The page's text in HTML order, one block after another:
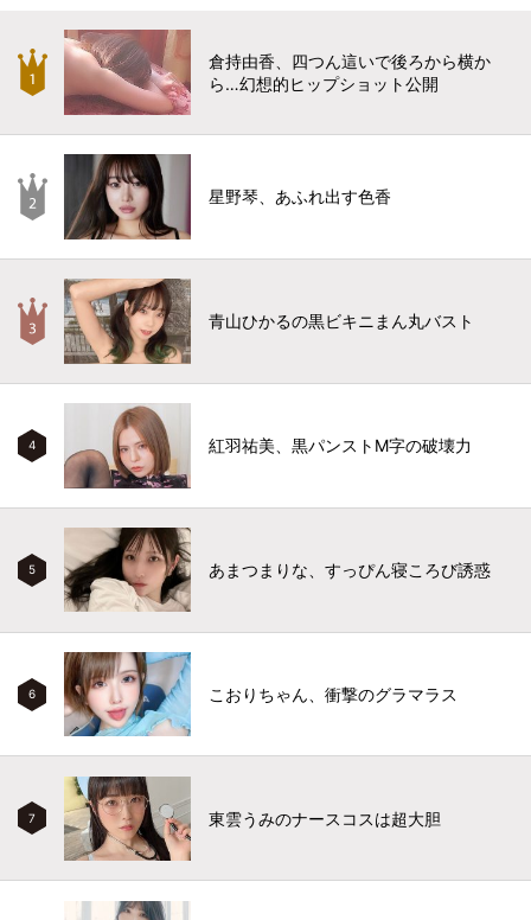
倉持由香、四つん這いで後ろから横か
ら…幻想的ヒップショット公開
星野琴、あふれ出す色香
青山ひかるの黒ビキニまん丸バスト
4 紅羽祐美、黒パンストM字の破壊力
5 あまつまりな、すっぴん寝ころび誘惑
6 こおりちゃん、衝撃のグラマラス
7 東雲うみのナースコスは超大胆